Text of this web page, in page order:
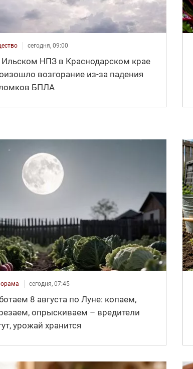
сегодня, 09:00
Ильском НПЗ в Краснодарском крае
возгорание из-за падения
БПЛА
сегодня, 07:45
8 августа по Луне: копаем,
опрыскиваем – вредители
урожай хранится